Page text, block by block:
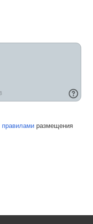
правилами размещения